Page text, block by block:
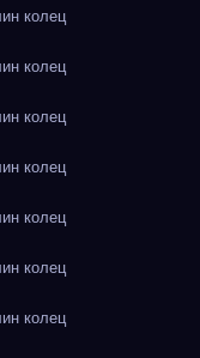
колец
колец
колец
колец
колец
колец
колец